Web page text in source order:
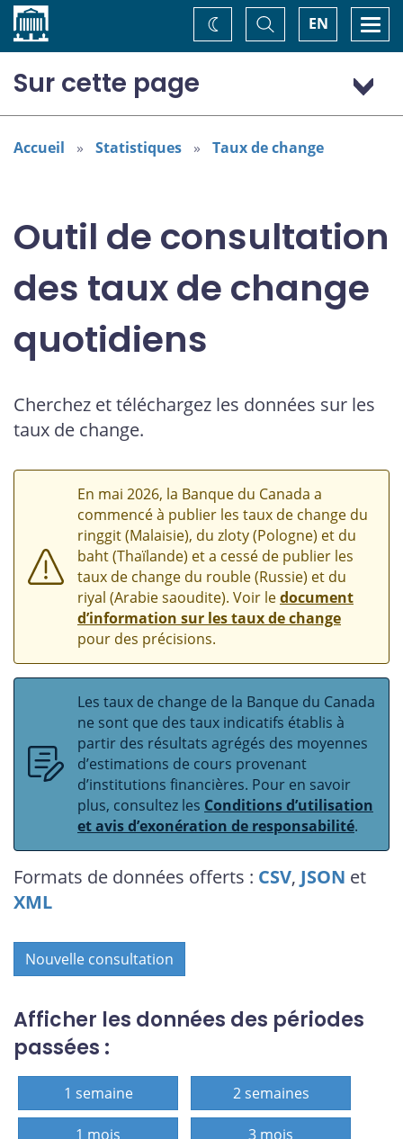
Accueil EN
Basculer
la
recherche
Changez
de
Sur cette page
Dollar (États-Unis) (USD)
Accueil Statistiques Taux de change
Outil de consultation
des taux de change
quotidiens
Cherchez et téléchargez les données sur les
taux de change.
En mai 2026, la Banque du Canada a
commencé à publier les taux de change du
ringgit (Malaisie), du zloty (Pologne) et du
baht (Thaïlande) et a cessé de publier les
taux de change du rouble (Russie) et du
riyal (Arabie saoudite). Voir ledocument
d’information sur les taux de change
pour des précisions.
Les taux de change de la Banque du Canada
ne sont que des taux indicatifs établis à
partir des résultats agrégés des moyennes
d’estimations de cours provenant
d’institutions financières. Pour en savoir
plus, consultez les Conditions d’utilisation
et avis d’exonération de responsabilité.
Formats de données offerts : CSV, JSON et
XML
Nouvelle consultation
Afficher les données des périodes
passées :
1 semaine 2 semaines
1 mois 3 mois